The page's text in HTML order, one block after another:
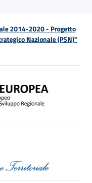
2014-2020 - Progetto
Nazionale (PSN)"